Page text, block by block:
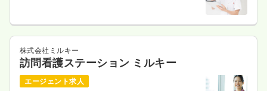
株式会社ミルキー
訪問看護ステーション ミルキー
エージェント求人